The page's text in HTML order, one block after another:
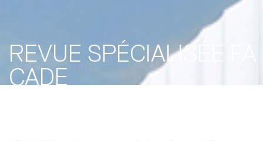
REVUE SPÉCIALISÉE FA
ÇADE